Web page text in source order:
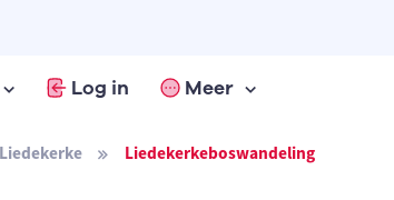
Log in Meer
Liedekerke Liedekerkeboswandeling